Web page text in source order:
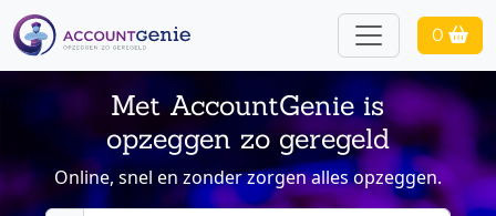
0
Met AccountGenie is
opzeggen zo geregeld
Online, snel en zonder zorgen alles opzeggen.